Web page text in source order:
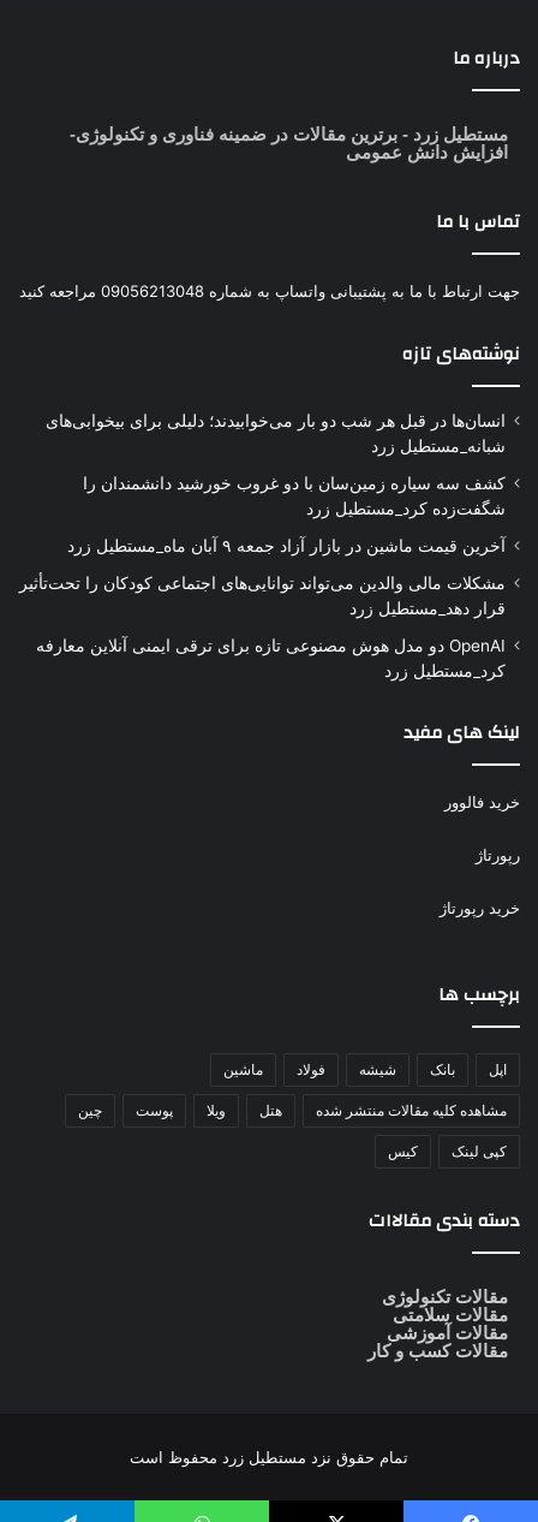
درباره ما
مستطیل زرد - برترین مقالات در ضمینه فناوری و تکنولوژی-
افزایش دانش عمومی
تماس با ما
جهت ارتباط با ما به پشتیبانی واتساپ به شماره 09056213048 مراجعه کنید
نوشته‌های تازه
انسان‌ها در قبل هر شب دو بار می‌خوابیدند؛ دلیلی برای بیخوابی‌های
شبانه_مستطیل زرد
کشف سه سیاره زمین‌سان با دو غروب خورشید دانشمندان را
شگفت‌زده کرد_مستطیل زرد
آخرین قیمت ماشین در بازار آزاد جمعه ۹ آبان ماه_مستطیل زرد
مشکلات مالی والدین می‌تواند توانایی‌های اجتماعی کودکان را تحت‌تأثیر
قرار دهد_مستطیل زرد
OpenAI دو مدل هوش مصنوعی تازه برای ترقی ایمنی آنلاین معارفه
کرد_مستطیل زرد
لینک های مفید
خرید فالوور
رپورتاژ
خرید رپورتاژ
برچسب ها
اپل بانک شیشه فولاد ماشین
مشاهده کلیه مقالات منتشر شده هتل ویلا پوست چین
کپی لینک کیس
دسته بندی مقالاات
مقالات تکنولوژی
مقالات سلامتی
مقالات آموزشی
مقالات کسب و کار
تمام حقوق نزد مستطیل زرد محفوظ است